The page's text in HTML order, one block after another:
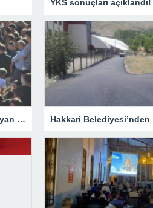
YKS sonuçları açıklandı!
Feci Kazada Hayata Tutunamayan Ertunç Toprağa Verildi